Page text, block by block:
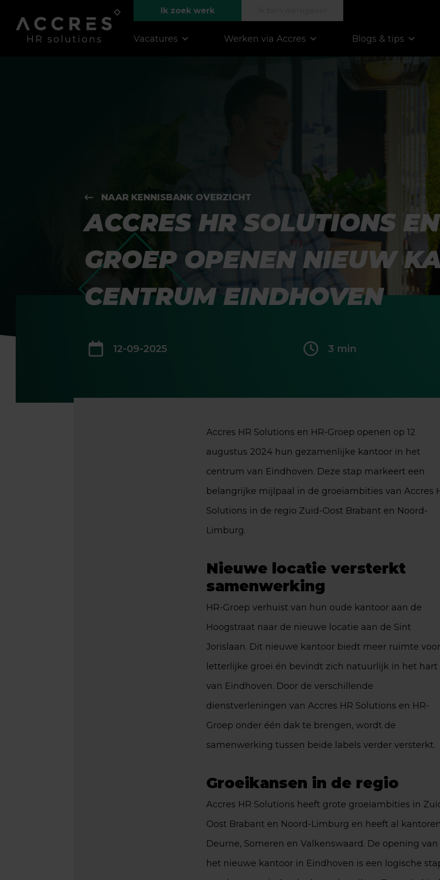
Ik zoek werk
Vacatures Werken via Accres Blogs & tips
NAAR KENNISBANK OVERZICHT
ACCRES HR SOLUTIONS
GROEP OPENEN NIEUW
CENTRUM EINDHOVEN
12-09-2025 3 min
Accres HR Solutions en HR-Groep openen op 12
augustus 2024 hun gezamenlijke kantoor in het
centrum van Eindhoven. Deze stap markeert een
belangrijke mijlpaal in de groeiambities van Accres
Solutions in de regio Zuid-Oost Brabant en Noord-
Limburg.
Nieuwe locatie versterkt
samenwerking
HR-Groep verhuist van hun oude kantoor aan de
Hoogstraat naar de nieuwe locatie aan de Sint
Jorislaan. Dit nieuwe kantoor biedt meer ruimte voor
letterlijke groei én bevindt zich natuurlijk in het hart
van Eindhoven. Door de verschillende
dienstverleningen van Accres HR Solutions en HR-
Groep onder één dak te brengen, wordt de
samenwerking tussen beide labels verder versterkt.
Groeikansen in de regio
Accres HR Solutions heeft grote groeiambities in
Oost Brabant en Noord-Limburg en heeft al
Deurne, Someren en Valkenswaard. De opening van
het nieuwe kantoor in Eindhoven is een logische